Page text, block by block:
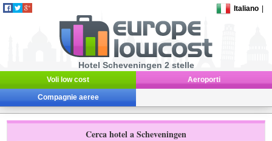
Italiano
Hotel Scheveningen 2 stelle
Voli low cost Aeroporti
Compagnie aeree
Cerca hotel a Scheveningen